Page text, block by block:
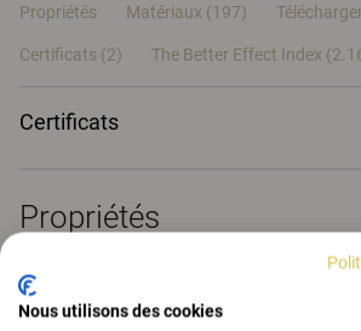
Propriétés Matériaux (197)
Certificats (2) The Better Effect Index
Certificats
Propriétés
Matériaux(197)
Nous utilisons des cookies